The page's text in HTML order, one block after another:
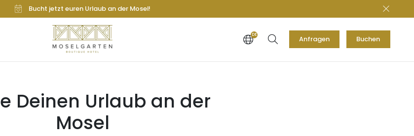
Bucht jetzt euren Urlaub an der Mosel!
DE Anfragen Buchen
Deinen Urlaub an der
Mosel